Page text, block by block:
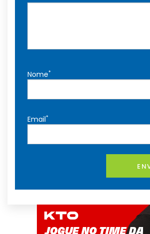
Nome*
Email*